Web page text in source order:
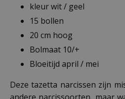
kleur wit / geel
15 bollen
20 cm hoog
Bolmaat 10/+
Bloeitijd april / mei
Deze tazetta narcissen zijn